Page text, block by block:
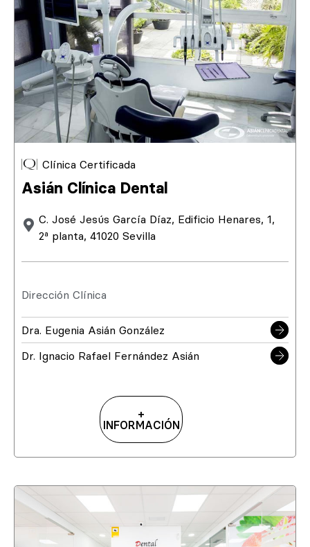
Clínica Certificada
Asián Clínica Dental
C. José Jesús García Díaz, Edificio Henares, 1,
2ª planta, 41020 Sevilla
Dirección Clínica
Dra. Eugenia Asián González
Dr. Ignacio Rafael Fernández Asián
+
INFORMACIÓN